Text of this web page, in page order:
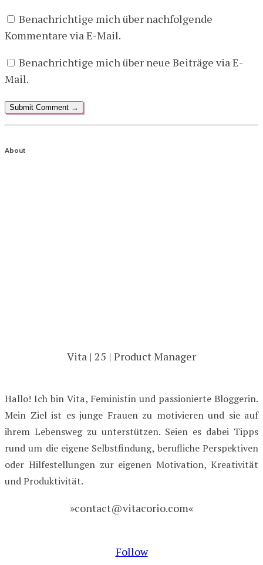
Benachrichtige mich über nachfolgende
Kommentare via E-Mail.
Benachrichtige mich über neue Beiträge via E-
Mail.
About
Vita | 25 | Product Manager
Hallo! Ich bin Vita, Feministin und passionierte Bloggerin.
Mein Ziel ist es junge Frauen zu motivieren und sie auf
ihrem Lebensweg zu unterstützen. Seien es dabei Tipps
rund um die eigene Selbstfindung, berufliche Perspektiven
oder Hilfestellungen zur eigenen Motivation, Kreativität
und Produktivität.
»contact@vitacorio.com«
Follow